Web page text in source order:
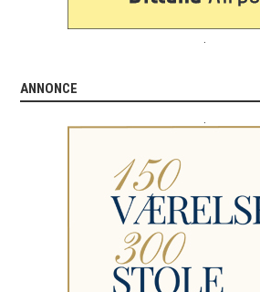
ANNONCE